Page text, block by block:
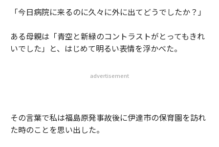
「今日病院に来るのに久々に外に出てどうでしたか？」
ある母親は「青空と新緑のコントラストがとってもきれ
いでした」と、はじめて明るい表情を浮かべた。
advertisement
その言葉で私は福島原発事故後に伊達市の保育園を訪れ
た時のことを思い出した。